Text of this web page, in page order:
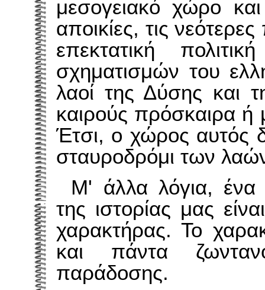
μεσογειακό χώρο
αποικίες, τις
επεκτατική
σχηματισμών του
λαοί της Δύσης και
καιρούς πρόσκαιρα ή
Έτσι, ο χώρος αυτός
σταυροδρόμι των
Μ' άλλα λόγια, ένα
της ιστορίας μας
χαρακτήρας. Το
και πάντα
παράδοσης.